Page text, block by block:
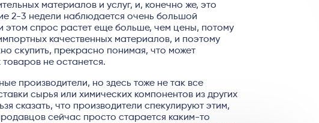
материалов и услуг, и, конечно же, это
2-3 недели наблюдается очень большой
спрос растет еще больше, чем цены, потому
качественных материалов, и поэтому
скупить, прекрасно понимая, что может
не останется.
производители, но здесь тоже не так все
сырья или химических компонентов из других
сказать, что производители спекулируют этим,
сейчас просто старается каким-то